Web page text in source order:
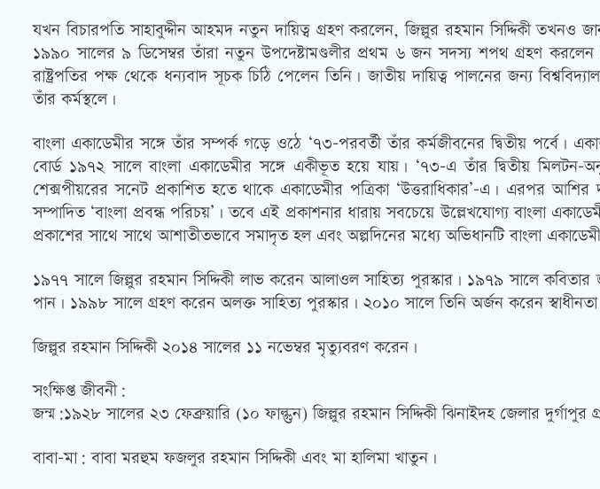
যখন বিচারপতি সাহাবুদ্দীন আহমদ নতুন দায়িত্ব গ্রহণ করলেন, জিল্লুর রহমান সিদ্দিকী তখনও
১৯৯০ সালের ৯ ডিসেম্বর তাঁরা নতুন উপদেষ্টামণ্ডলীর প্রথম ৬ জন সদস্য শপথ গ্রহণ
রাষ্ট্রপতির পক্ষ থেকে ধন্যবাদ সূচক চিঠি পেলেন তিনি। জাতীয় দায়িত্ব পালনের জন্য
তাঁর কর্মস্থলে।
বাংলা একাডেমীর সঙ্গে তাঁর সম্পর্ক গড়ে ওঠে ‘৭৩-পরবর্তী তাঁর কর্মজীবনের দ্বিতীয় পর্বে।
বোর্ড ১৯৭২ সালে বাংলা একাডেমীর সঙ্গে একীভূত হয়ে যায়। ‘৭৩-এ তাঁর দ্বিতীয় মিলটন-
শেক্সপীয়রের সনেট প্রকাশিত হতে থাকে একাডেমীর পত্রিকা ‘উত্তরাধিকার’-এ। এরপর
সম্পাদিত ‘বাংলা প্রবন্ধ পরিচয়’। তবে এই প্রকাশনার ধারায় সবচেয়ে উল্লেখযোগ্য বাংলা
প্রকাশের সাথে সাথে আশাতীতভাবে সমাদৃত হল এবং অল্পদিনের মধ্যে অভিধানটি বাংলা
১৯৭৭ সালে জিল্লুর রহমান সিদ্দিকী লাভ করেন আলাওল সাহিত্য পুরস্কার। ১৯৭৯ সালে কবিতার
পান। ১৯৯৮ সালে গ্রহণ করেন অলক্ত সাহিত্য পুরস্কার। ২০১০ সালে তিনি অর্জন করেন স্বাধীনতা
জিল্লুর রহমান সিদ্দিকী ২০১৪ সালের ১১ নভেম্বর মৃত্যুবরণ করেন।
সংক্ষিপ্ত জীবনী:
জন্ম:১৯২৮ সালের ২৩ ফেব্রুয়ারি (১০ ফাল্গুন) জিল্লুর রহমান সিদ্দিকী ঝিনাইদহ জেলার দুর্গাপুর
বাবা-মা: বাবা মরহুম ফজলুর রহমান সিদ্দিকী এবং মা হালিমা খাতুন।